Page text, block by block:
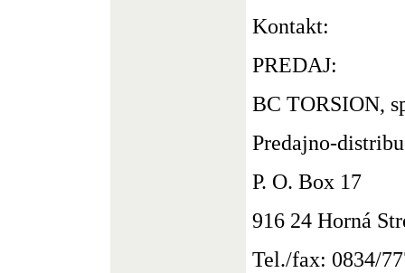
Kontakt:
PREDAJ:
BC TORSION,
Predajno-
P. O. Box 17
916 24 Horná
Tel./fax: 0834/